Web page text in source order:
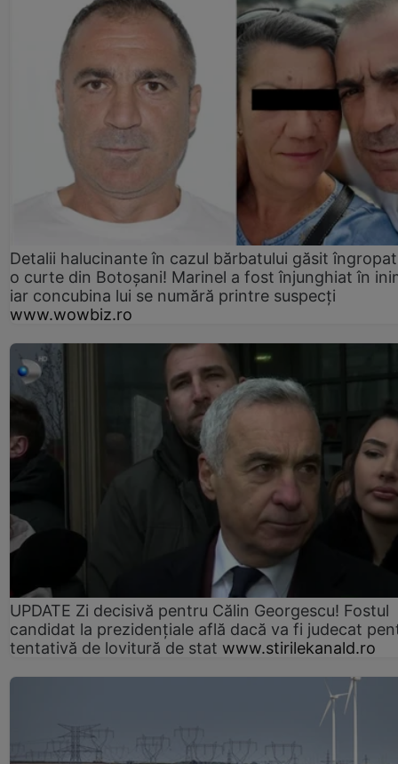
Detalii halucinante în cazul bărbatului găsit
o curte din Botoșani! Marinel a fost înjunghiat în
iar concubina lui se numără printre suspecți
www.wowbiz.ro
UPDATE Zi decisivă pentru Călin Georgescu! Fostul
candidat la prezidențiale află dacă va fi judecat
tentativă de lovitură de stat www.stirilekanald.ro